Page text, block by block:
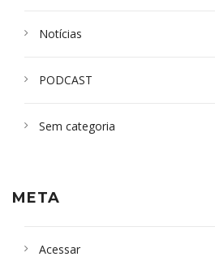
Notícias
PODCAST
Sem categoria
META
Acessar